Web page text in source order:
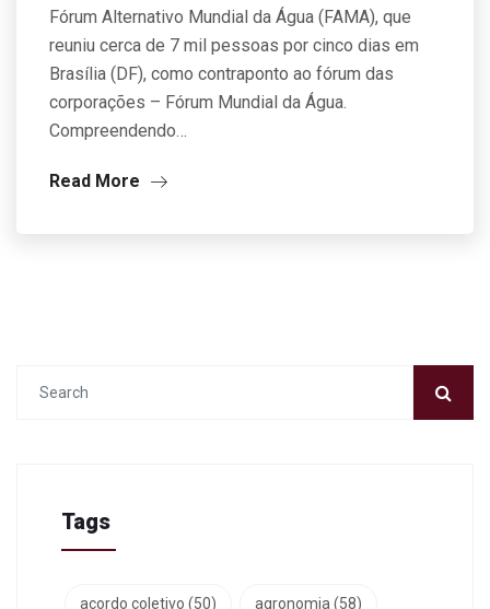
Fórum Alternativo Mundial da Água (FAMA), que
reuniu cerca de 7 mil pessoas por cinco dias em
Brasília (DF), como contraponto ao fórum das
corporações – Fórum Mundial da Água.
Compreendendo…
Read More
Tags
acordo coletivo (50) agronomia (58)